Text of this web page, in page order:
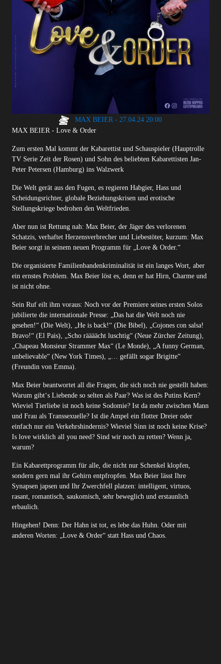
MAX BEIER - 27.04.24 20:00
MAX BEIER - Love & Order
Zum ersten Mal kommt der Kabarettist und Schauspieler (Hauptrolle
TV Serie Zeit der Rosen) und Sohn des beliebten Kabarettisten Jan-
Peter Petersen (Hamburg) ins Walzwerk
Die Welt gerät aus den Fugen, es regieren Habgier, Hass und
Scheidungsrichter, globale Beziehungskrisen und erotische
Stellungskriege bedrohen den Weltfrieden.
Aber nun ist Rettung nah: Max Beier, der Jäger des verlorenen
Schatzis, verhaftet Herzensverbrecher und Liebestöter, kurzum: Max
Beier sorgt in seinem neuen Programm für „Love & Order.“
Die organisierte Familienbandenkriminalität ist ein langes Wort, aber
ein ernstes Problem. Max Beier löst es, denn er hat Hirn, Charme und
ist nicht ohne.
Sein Ruf eilt ihm voraus: Noch vor der Premiere seines ersten Solos
jubilierte die internationale Presse: „Das hat die Welt noch nie
gesehen!“ (Die Welt), „He is back!“ (Die Bibel), „Cojones con salsa!
Bravo!“ (El Pais), „Scho räääächt luschtig“ (Neue Zürcher Zeitung),
„Chapeau Monsieur Strammer Max“ (Le Monde), „A funny German,
unbelievable“ (New York Times), „… gefällt sogar Brigitte“
(Freundin von Emma).
Max Beier beantwortet all die Fragen, die sich noch nie gestellt haben:
Warum gibt‘s Liebende so selten als Paar? Was ist des Putins Kern?
Wieviel Tierliebe ist noch keine Sodomie? Ist da mehr zwischen Mann
und Frau als Transsexuelle? Ist die Ampel ein flotter Dreier oder
einfach nur ein Verkehrshindernis? Wieviel Sinn ist noch keine Krise?
Is love wirklich all you need? Sind wir noch zu retten? Wenn ja,
warum?
Ein Kabarettprogramm für alle, die nicht nur Schenkel klopfen,
sondern gern mal ihr Gehirn entpfropfen. Max Beier lässt Ihre
Synapsen japsen und Ihr Zwerchfell platzen: intelligent, virtuos,
rasant, romantisch, saukomisch, sehr beweglich und erstaunlich
erbaulich.
Hingehen! Denn: Der Hahn ist tot, es lebe das Huhn. Oder mit
anderen Worten: „Love & Order“ statt Hass und Chaos.